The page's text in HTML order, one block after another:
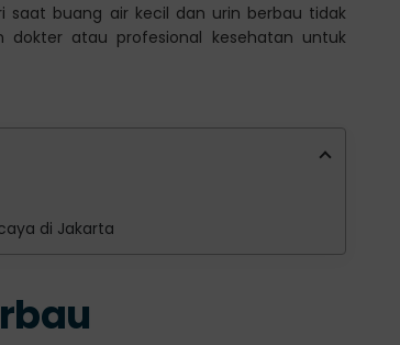
saat buang air kecil dan urin berbau tidak
dokter atau profesional kesehatan untuk
di Jakarta